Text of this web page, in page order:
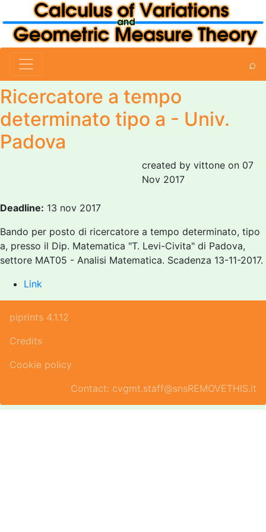
⌕
Ricercatore a tempo
determinato tipo a - Univ.
Padova
created by vittone on 07
Nov 2017
Deadline: 13 nov 2017
Bando per posto di ricercatore a tempo determinato, tipo
a, presso il Dip. Matematica "T. Levi-Civita" di Padova,
settore MAT05 - Analisi Matematica. Scadenza 13-11-2017.
Link
piprints 4.1.12
Credits
Cookie policy
Contact: cvgmt.staff@snsREMOVETHIS.it